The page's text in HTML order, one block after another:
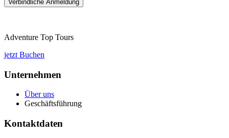
Adventure Top Tours
jetzt Buchen
Unternehmen
Über uns
Geschäftsführung
Kontaktdaten